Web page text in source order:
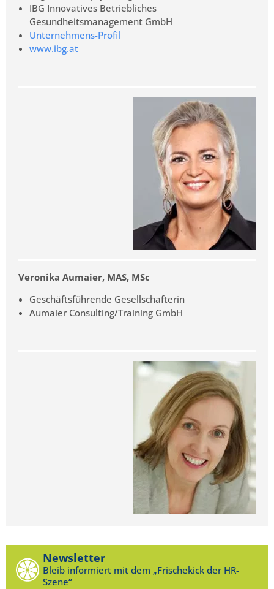
IBG Innovatives Betriebliches
Gesundheitsmanagement GmbH
Unternehmens-Profil
www.ibg.at
Veronika Aumaier, MAS, MSc
Geschäftsführende Gesellschafterin
Aumaier Consulting/Training GmbH
Newsletter
Bleib informiert mit dem „Frischekick der HR-
Szene“